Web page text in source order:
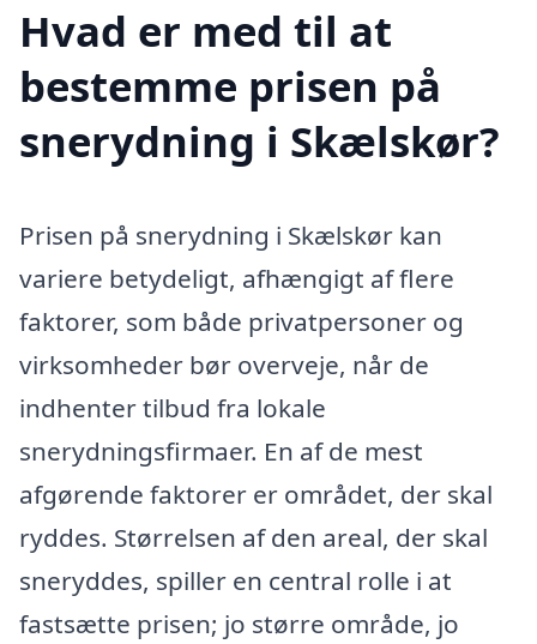
Hvad er med til at
bestemme prisen på
snerydning i Skælskør?
Prisen på snerydning i Skælskør kan
variere betydeligt, afhængigt af flere
faktorer, som både privatpersoner og
virksomheder bør overveje, når de
indhenter tilbud fra lokale
snerydningsfirmaer. En af de mest
afgørende faktorer er området, der skal
ryddes. Størrelsen af den areal, der skal
sneryddes, spiller en central rolle i at
fastsætte prisen; jo større område, jo